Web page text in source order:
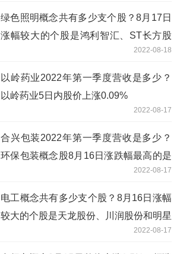
绿色照明概念共有多少支个股？8月17日
涨幅较大的个股是鸿利智汇、ST长方股
2022-08-18
以岭药业2022年第一季度营收是多少？
以岭药业5日内股价上涨0.09%
2022-08-17
合兴包装2022年第一季度营收是多少？
环保包装概念股8月16日涨跌幅最高的是
2022-08-17
电工概念共有多少支个股？8月16日涨幅
较大的个股是天龙股份、川润股份和明星
2022-08-17